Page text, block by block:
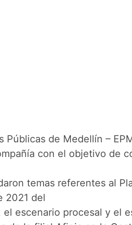
Públicas de Medellín –
con el objetivo de
temas referentes al
2021 del
escenario procesal y el